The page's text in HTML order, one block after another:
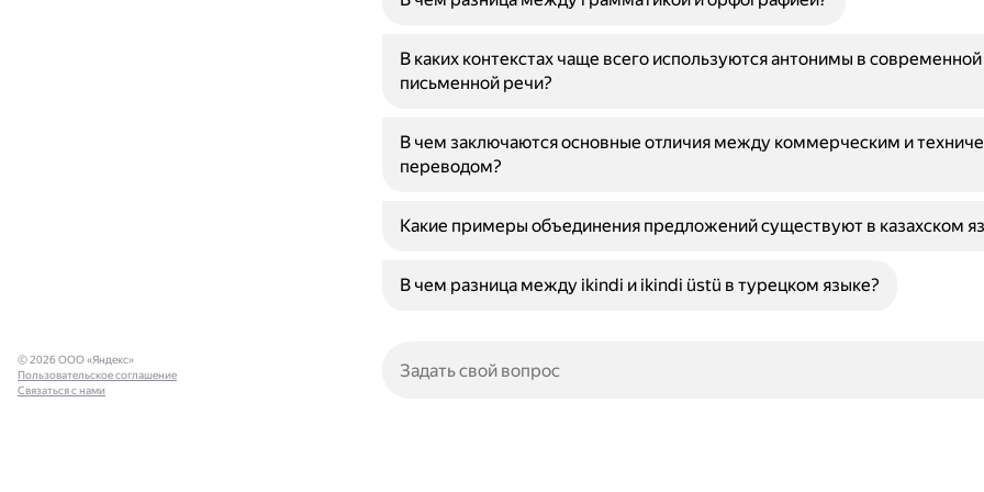
В каких контекстах чаще всего используются антонимы в современной
письменной речи?
В чем заключаются основные отличия между коммерческим и
переводом?
Какие примеры объединения предложений существуют в казахском
В чем разница между ikindi и ikindi üstü в турецком языке?
© 2026 ООО «Яндекс»
Пользовательское соглашение
Связаться с нами